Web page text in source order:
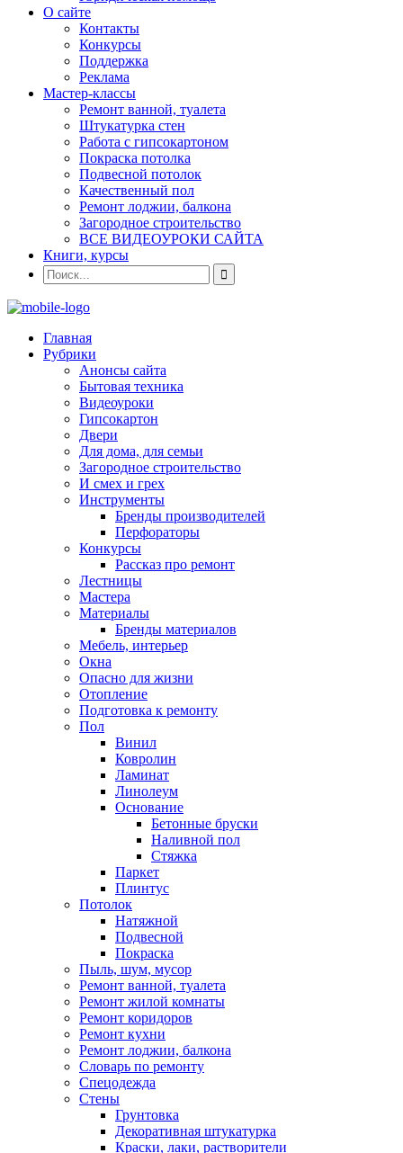
О сайте
Контакты
Конкурсы
Поддержка
Реклама
Мастер-классы
Ремонт ванной, туалета
Штукатурка стен
Работа с гипсокартоном
Покраска потолка
Подвесной потолок
Качественный пол
Ремонт лоджии, балкона
Загородное строительство
ВСЕ ВИДЕОУРОКИ САЙТА
Книги, курсы
Главная
Рубрики
Анонсы сайта
Бытовая техника
Видеоуроки
Гипсокартон
Двери
Для дома, для семьи
Загородное строительство
И смех и грех
Инструменты
Бренды производителей
Перфораторы
Конкурсы
Рассказ про ремонт
Лестницы
Мастера
Материалы
Бренды материалов
Мебель, интерьер
Окна
Опасно для жизни
Отопление
Подготовка к ремонту
Пол
Винил
Ковролин
Ламинат
Линолеум
Основание
Бетонные бруски
Наливной пол
Стяжка
Паркет
Плинтус
Потолок
Натяжной
Подвесной
Покраска
Пыль, шум, мусор
Ремонт ванной, туалета
Ремонт жилой комнаты
Ремонт коридоров
Ремонт кухни
Ремонт лоджии, балкона
Словарь по ремонту
Спецодежда
Стены
Грунтовка
Декоративная штукатурка
Краски, лаки, растворители